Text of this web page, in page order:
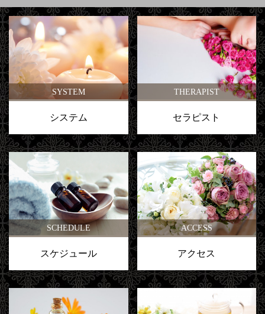
SYSTEM
システム
THERAPIST
セラピスト
SCHEDULE
スケジュール
ACCESS
アクセス